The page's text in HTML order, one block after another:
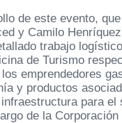
de este evento,
y Camilo
trabajo
de Turismo
emprendedores
y productos
para el
de la